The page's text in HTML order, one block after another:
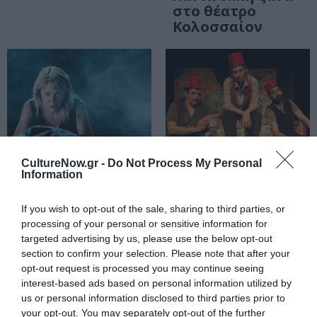
CultureNow.gr - Do Not Process My Personal
Information
If you wish to opt-out of the sale, sharing to third parties, or
processing of your personal or sensitive information for
targeted advertising by us, please use the below opt-out
section to confirm your selection. Please note that after your
opt-out request is processed you may continue seeing
interest-based ads based on personal information utilized by
us or personal information disclosed to third parties prior to
your opt-out. You may separately opt-out of the further
στο θέατρο
Κολοσσαίον
Αυλαία για την
«Αντιγόνη» του
Σοφοκλή σε
σκηνοθεσία
Θέμη
Μουμουλίδη στο
Φεστιβάλ
Ρεματιάς –
Νύχτες
Αλληλεγγύης
2025: Η δεύτερη
εβδομάδα του